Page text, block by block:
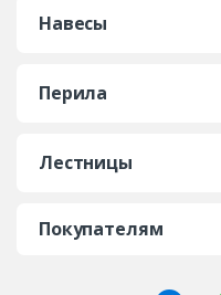
Навесы
Перила
Лестницы
Покупателям